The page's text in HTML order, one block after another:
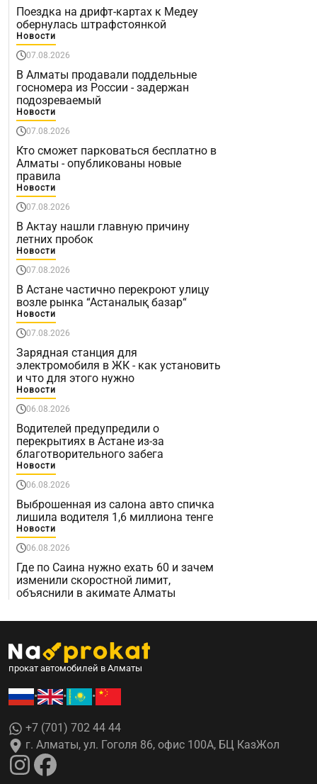
Поездка на дрифт-картах к Медеу
обернулась штрафстоянкой
Новости
07.08.2026
В Алматы продавали поддельные
госномера из России - задержан
подозреваемый
Новости
07.08.2026
Кто сможет парковаться бесплатно в
Алматы - опубликованы новые
правила
Новости
07.08.2026
В Актау нашли главную причину
летних пробок
Новости
07.08.2026
В Астане частично перекроют улицу
возле рынка “Астаналық базар“
Новости
07.08.2026
Зарядная станция для
электромобиля в ЖК - как установить
и что для этого нужно
Новости
06.08.2026
Водителей предупредили о
перекрытиях в Астане из-за
благотворительного забега
Новости
06.08.2026
Выброшенная из салона авто спичка
лишила водителя 1,6 миллиона тенге
Новости
06.08.2026
Где по Саина нужно ехать 60 и зачем
изменили скоростной лимит,
объяснили в акимате Алматы
прокат автомобилей в Алматы
• • •
+7 (701) 702 44 44
г. Алматы, ул. Гоголя 86, офис 100А, БЦ КазЖол